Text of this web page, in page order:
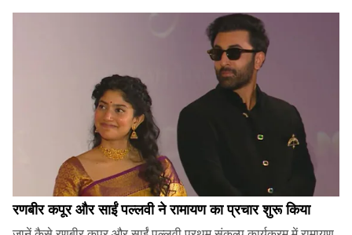
रणबीर कपूर और साईं पल्लवी ने रामायण का प्रचार शुरू किया